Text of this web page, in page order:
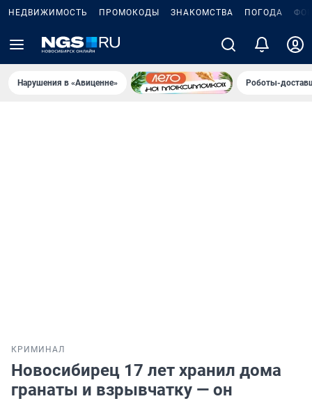
НЕДВИЖИМОСТЬ ПРОМОКОДЫ ЗНАКОМСТВА ПОГОДА
Нарушения в «Авиценне» Роботы-
КРИМИНАЛ
Новосибирец 17 лет хранил дома
гранаты и взрывчатку — он